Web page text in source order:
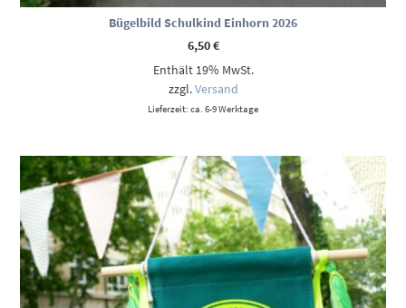
Bügelbild Schulkind Einhorn 2026
6,50€
Enthält 19% MwSt.
zzgl.Versand
Lieferzeit: ca. 6-9 Werktage